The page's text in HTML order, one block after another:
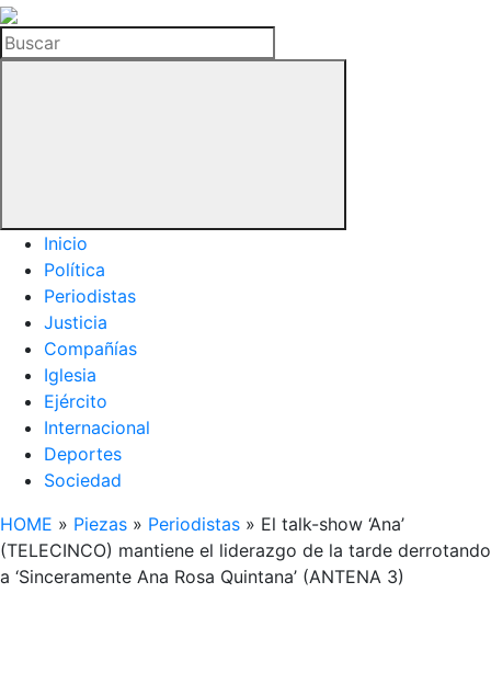
La
Hemeroteca
del
Buscar
Inicio
Política
Periodistas
Justicia
Compañías
Iglesia
Ejército
Internacional
Deportes
Sociedad
HOME » Piezas » Periodistas » El talk-show ‘Ana’
(TELECINCO) mantiene el liderazgo de la tarde derrotando
a ‘Sinceramente Ana Rosa Quintana’ (ANTENA 3)